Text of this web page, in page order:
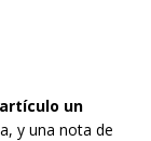
un
y una nota de